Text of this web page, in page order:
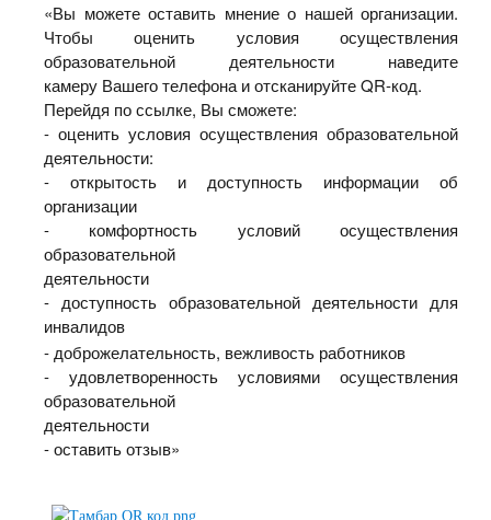
«Вы можете оставить мнение о нашей организации.
Чтобы оценить условия осуществления
образовательной деятельности наведите
камеру Вашего телефона и отсканируйте QR-код.
Перейдя по ссылке, Вы сможете:
- оценить условия осуществления образовательной
деятельности:
- открытость и доступность информации об
организации
- комфортность условий осуществления
образовательной
деятельности
- доступность образовательной деятельности для
инвалидов
- доброжелательность, вежливость работников
- удовлетворенность условиями осуществления
образовательной
деятельности
- оставить отзыв»